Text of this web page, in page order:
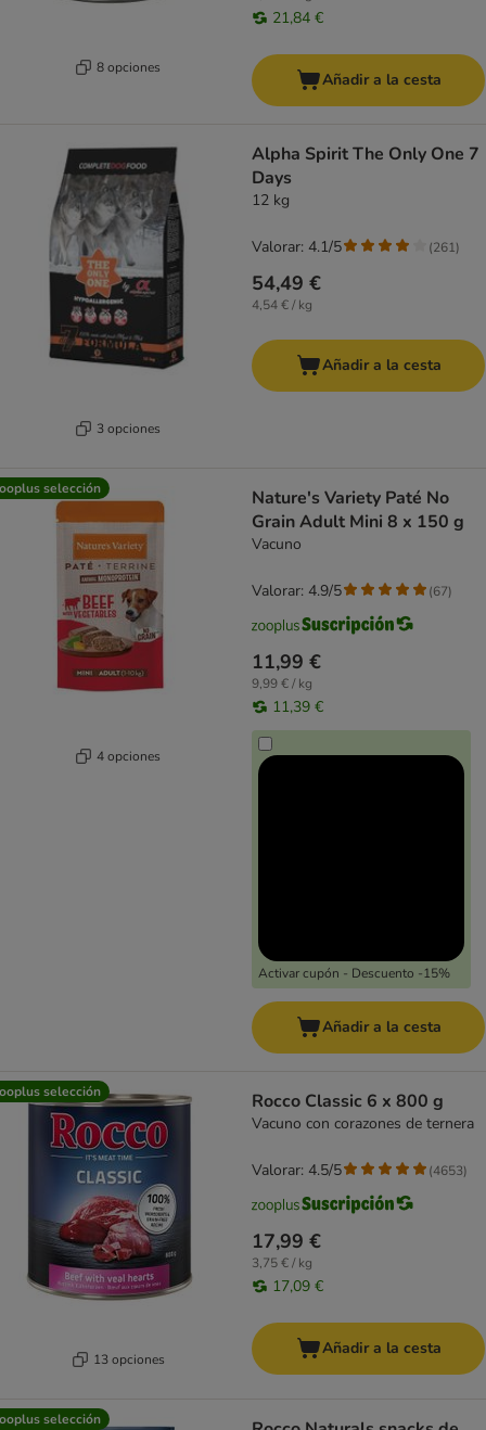
8 opciones
21,84 €
Añadir a la cesta
3 opciones
Alpha Spirit The Only One 7
Days
12 kg
54,49 €
4,54 € / kg
Valorar: 4.1/5 (261)
Añadir a la cesta
selección
4 opciones
Nature's Variety Paté No
Grain Adult Mini 8 x 150 g
Vacuno
11,99 €
9,99 € / kg
11,39 €
Activar cupón - Descuento -15%
Valorar: 4.9/5 (67)
Añadir a la cesta
selección
13 opciones
Rocco Classic 6 x 800 g
Vacuno con corazones de ternera
17,99 €
3,75 € / kg
17,09 €
Valorar: 4.5/5 (4653)
Añadir a la cesta
selección